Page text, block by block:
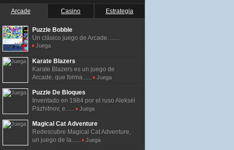
Arcade Casino Estrategia
Puzzle Bobble
Un clásico juego de Arcade. ......
Juega
Karate Blazers
Karate Blazers es un juego de
Arcade, que forma......
Juega
Puzzle De Bloques
Inventado en 1984 por el ruso Alekséi
Pázhitnov, e......
Juega
Magical Cat Adventure
Redescubre Magical Cat Adventure,
un juego de la......
Juega